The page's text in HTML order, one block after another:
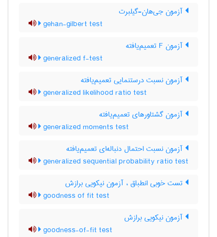
آزمون جی‌هان-گیلبرت
gehan-gilbert test
آزمون F تعمیم‌یافته
generalized f-test
آزمون نسبت درستنمایی تعمیم‌یافته
generalized likelihood ratio test
آزمون گشتاورهای تعمیم‌یافته
generalized moments test
آزمون نسبت احتمال دنباله‌ای تعمیم‌یافته
generalized sequential probability ratio test
تست خوبی انطباق ، آزمون نیکویی برازش
goodness of fit test
آزمون نیکویی برازش
goodness-of-fit test